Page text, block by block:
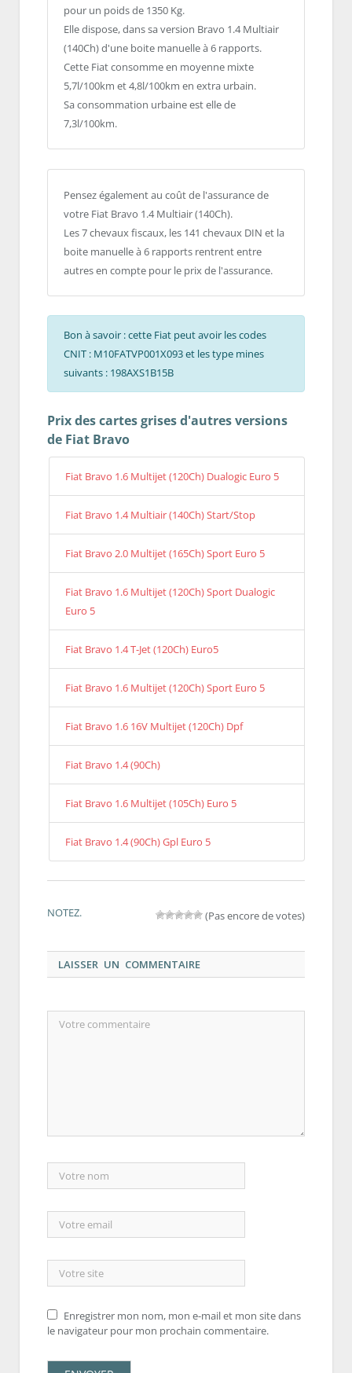
pour un poids de 1350 Kg.
Elle dispose, dans sa version Bravo 1.4 Multiair
(140Ch) d'une boite manuelle à 6 rapports.
Cette Fiat consomme en moyenne mixte
5,7l/100km et 4,8l/100km en extra urbain.
Sa consommation urbaine est elle de
7,3l/100km.
Pensez également au coût de l'assurance de
votre Fiat Bravo 1.4 Multiair (140Ch).
Les 7 chevaux fiscaux, les 141 chevaux DIN et la
boite manuelle à 6 rapports rentrent entre
autres en compte pour le prix de l'assurance.
Bon à savoir : cette Fiat peut avoir les codes
CNIT : M10FATVP001X093 et les type mines
suivants : 198AXS1B15B
Prix des cartes grises d'autres versions
de Fiat Bravo
Fiat Bravo 1.6 Multijet (120Ch) Dualogic Euro 5
Fiat Bravo 1.4 Multiair (140Ch) Start/Stop
Fiat Bravo 2.0 Multijet (165Ch) Sport Euro 5
Fiat Bravo 1.6 Multijet (120Ch) Sport Dualogic
Euro 5
Fiat Bravo 1.4 T-Jet (120Ch) Euro5
Fiat Bravo 1.6 Multijet (120Ch) Sport Euro 5
Fiat Bravo 1.6 16V Multijet (120Ch) Dpf
Fiat Bravo 1.4 (90Ch)
Fiat Bravo 1.6 Multijet (105Ch) Euro 5
Fiat Bravo 1.4 (90Ch) Gpl Euro 5
NOTEZ. (Pas encore de votes)
LAISSER UN COMMENTAIRE
Enregistrer mon nom, mon e-mail et mon site dans
le navigateur pour mon prochain commentaire.